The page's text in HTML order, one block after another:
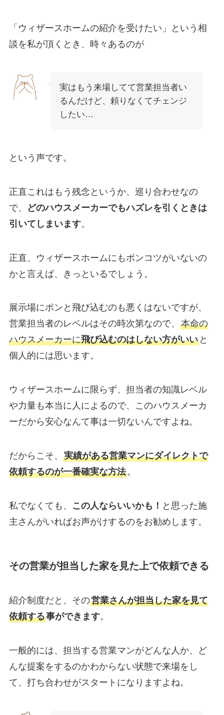
「ウィザースホームの紹介を受けたい」という相
談を私が頂くとき、時々あるのが
実はもう来場してて営業担当者い
るんだけど、頼りなくてチェンジ
したい…
という声です。
正直これはもう残念というか、巡り合わせなの
で、
どのハウスメーカーでもハズレを引くときは
引いてしまいます。
正直、ウィザースホームにもポンコツがいないの
かと言えば、きっといるでしょう。
展示場にポンと飛び込むのも悪くはないですが、
営業担当者のレベルはその時次第なので、 本命の
ハウスメーカーに飛び込むのはしない方がいいと
個人的には思います。
ウィザースホームに限らず、担当者の知識レベル
や力量も本当に人によるので、
このハウスメーカ
ーだから安心なんて事は一切ないんですよね。
だからこそ、 実績がある営業マンにダイレクトで
依頼するのが一番確実な方法。
私でなくても、 この人ならいいかも！ と思った施
主さんがいればお声がけするのをお勧めします。
その営業が担当した家を見た上で依頼できる
紹介制度だと、その営業さんが担当した家を見て
依頼する事ができます。
一般的には、担当する営業マンがどんな人か、
ど
んな提案をするのかわからない状態で来場をし
て、打ち合わせがスタートになりますよね。